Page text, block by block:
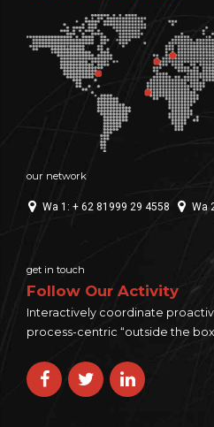
our network
Wa 1: + 62 81999 29 4558 Wa
get in touch
Follow Our Activity
Interactively coordinate
process-centric “outside the